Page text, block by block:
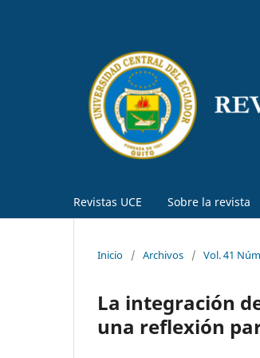
Revistas UCE Sobre la revista
Inicio / Archivos / Vol. 41
La integración
una reflexión